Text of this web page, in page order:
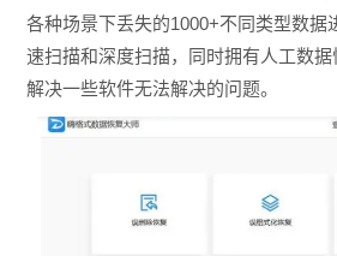
各种场景下丢失的1000+不同类型数据
速扫描和深度扫描，同时拥有人工数
解决一些软件无法解决的问题。